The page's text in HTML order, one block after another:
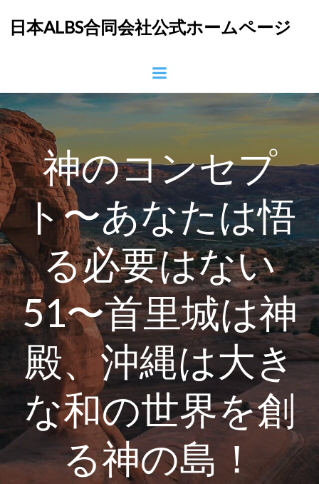
ン
ツ
へ
プ
日本ALBS合同会社公式ホームページ
神のコンセプ
ト〜あなたは悟
る必要はない
51〜首里城は神
殿、沖縄は大き
な和の世界を創
る神の島！